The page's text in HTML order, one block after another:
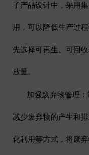
子产品设计中，采用
用，可以降低生产过
先选择可再生、可回
放量。
加强废弃物管理
减少废弃物的产生和
化利用等方式，将废